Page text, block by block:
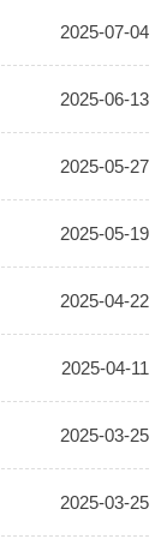
2025-07-04
2025-06-13
2025-05-27
2025-05-19
2025-04-22
2025-04-11
2025-03-25
2025-03-25